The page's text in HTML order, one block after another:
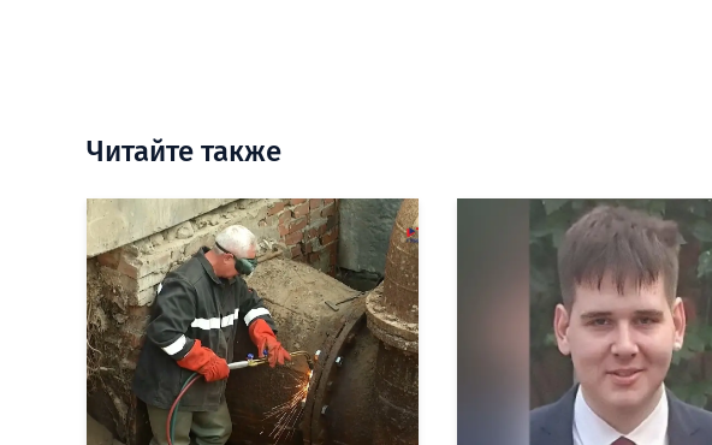
Читайте также